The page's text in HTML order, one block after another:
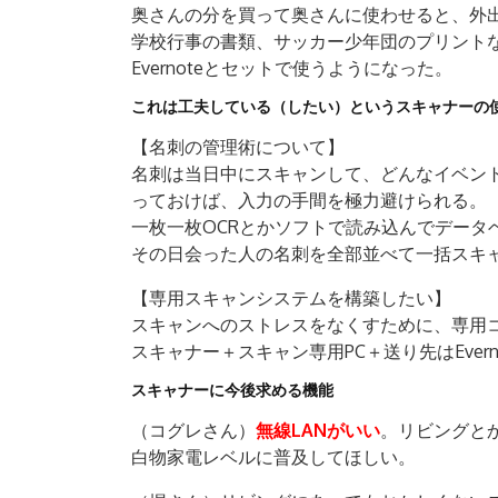
奥さんの分を買って奥さんに使わせると、
学校行事の書類、サッカー少年団のプリント
Evernoteとセットで使うようになった。
これは工夫している（したい）というスキャナーの
【名刺の管理術について】
名刺は当日中にスキャンして、どんなイベ
っておけば、入力の手間を極力避けられる。
一枚一枚OCRとかソフトで読み込んでデー
その日会った人の名刺を全部並べて一括スキ
【専用スキャンシステムを構築したい】
スキャンへのストレスをなくすために、専用
スキャナー＋スキャン専用PC＋送り先は
スキャナーに今後求める機能
（コグレさん） 無線LANがいい。リビングと
白物家電レベルに普及してほしい。